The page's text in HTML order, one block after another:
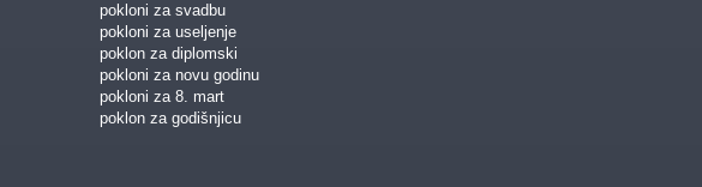
pokloni za svadbu
pokloni za useljenje
poklon za diplomski
pokloni za novu godinu
pokloni za 8. mart
poklon za godišnjicu